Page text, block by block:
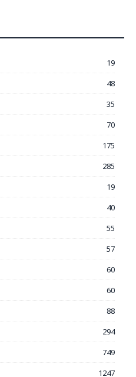
19
48
35
70
175
285
19
40
55
57
60
60
88
294
749
1247